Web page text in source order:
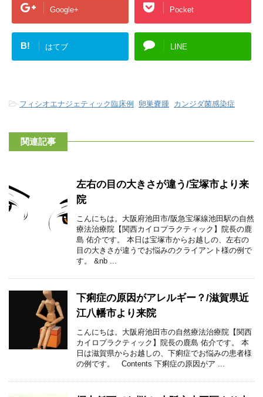
Google+ Pocket
B! はてブ LINE
-フィシオエナジェティック臨床例 , 卵巣嚢腫, カンジダ菌感染症
関連記事
左右の目の大きさが違う/宝塚市より来
院
こんにちは。大阪府池田市/阪急宝塚線池田駅の自然
療法治療院【関西カイロプラクティック】院長の鹿
島 佑介です。 本日は宝塚市からお越しの、左右の
目の大きさが違うでお悩みのクライアント様の例で
す。 &nb ...
下痢症の原因がアレルギー？/滋賀県近
江八幡市より来院
こんにちは。大阪府池田市の自然療法治療院【関西
カイロプラクティック】院長の鹿島 佑介です。 本
日は滋賀県からお越しの、下痢症でお悩みの患者様
の例です。 Contents 下痢症の原因がア ...